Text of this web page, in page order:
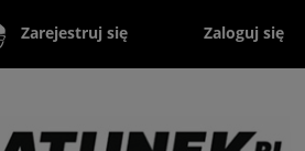
Zarejestruj się Zaloguj się